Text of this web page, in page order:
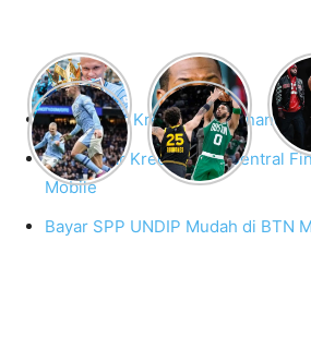
Cara Bayar Kredit Mega Finance
Membayar Kredit Mega Central
Mobile
Bayar SPP UNDIP Mudah di BTN